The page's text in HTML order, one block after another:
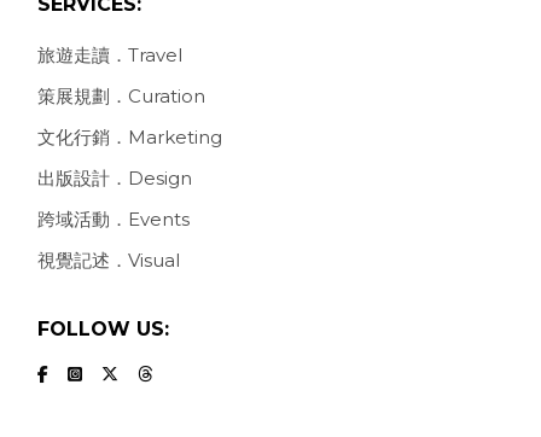
旅遊走讀．Travel
策展規劃．Curation
文化行銷．Marketing
出版設計．Design
跨域活動．Events
視覺記述．Visual
FOLLOW US: